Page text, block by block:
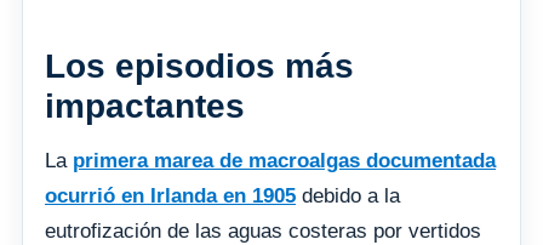
Los episodios más
impactantes
La primera marea de macroalgas documentada
ocurrió en Irlanda en 1905 debido a la
eutrofización de las aguas costeras por vertidos